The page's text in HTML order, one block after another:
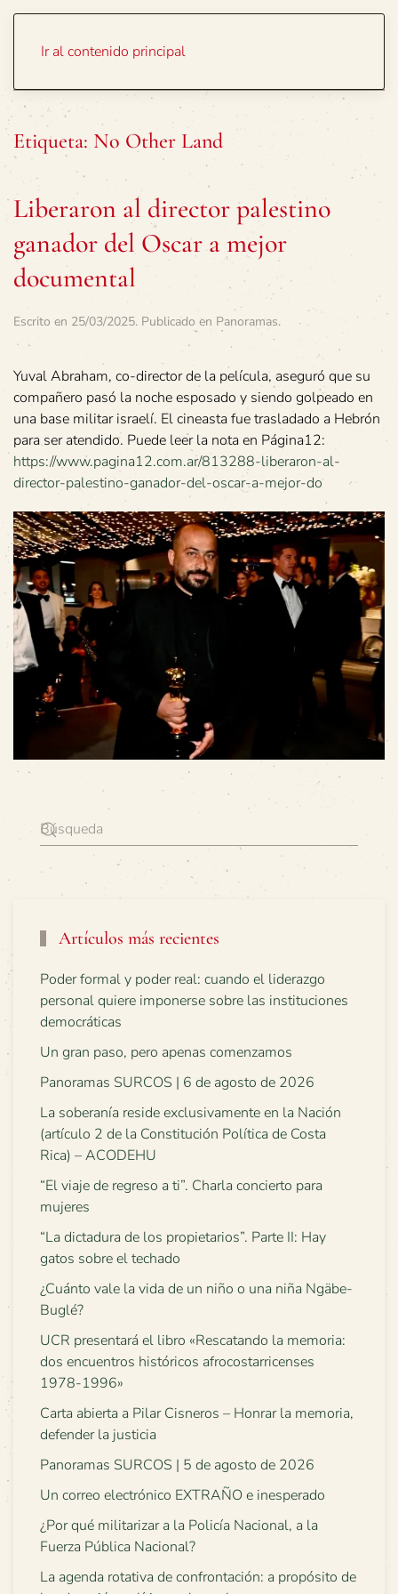
Ir al contenido principal
Etiqueta: No Other Land
Liberaron al director palestino
ganador del Oscar a mejor
documental
Escrito en 25/03/2025. Publicado en Panoramas.
Yuval Abraham, co-director de la película, aseguró que su
compañero pasó la noche esposado y siendo golpeado en
una base militar israelí. El cineasta fue trasladado a Hebrón
para ser atendido. Puede leer la nota en Página12:
https://www.pagina12.com.ar/813288-liberaron-al-
director-palestino-ganador-del-oscar-a-mejor-do
Artículos más recientes
Poder formal y poder real: cuando el liderazgo
personal quiere imponerse sobre las instituciones
democráticas
Un gran paso, pero apenas comenzamos
Panoramas SURCOS | 6 de agosto de 2026
La soberanía reside exclusivamente en la Nación
(artículo 2 de la Constitución Política de Costa
Rica) – ACODEHU
“El viaje de regreso a ti”. Charla concierto para
mujeres
“La dictadura de los propietarios”. Parte II: Hay
gatos sobre el techado
¿Cuánto vale la vida de un niño o una niña Ngäbe-
Buglé?
UCR presentará el libro «Rescatando la memoria:
dos encuentros históricos afrocostarricenses
1978-1996»
Carta abierta a Pilar Cisneros – Honrar la memoria,
defender la justicia
Panoramas SURCOS | 5 de agosto de 2026
Un correo electrónico EXTRAÑO e inesperado
¿Por qué militarizar a la Policía Nacional, a la
Fuerza Pública Nacional?
La agenda rotativa de confrontación: a propósito de